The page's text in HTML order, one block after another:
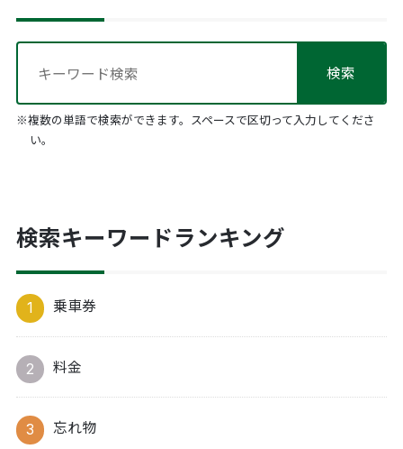
※複数の単語で検索ができます。スペースで区切って入力してくださ
い。
検索キーワードランキング
乗車券
料金
忘れ物